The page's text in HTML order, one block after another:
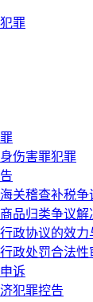
罪
伤害罪犯罪
海关稽查补税争
商品归类争议解
行政协议的效力
行政处罚合法性
诉
犯罪控告